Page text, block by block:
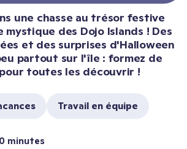
une chasse au trésor festive
mystique des Dojo Islands ! Des
et des surprises d'Halloween
partout sur l'île : formez de
toutes les découvrir !
Travail en équipe
minutes